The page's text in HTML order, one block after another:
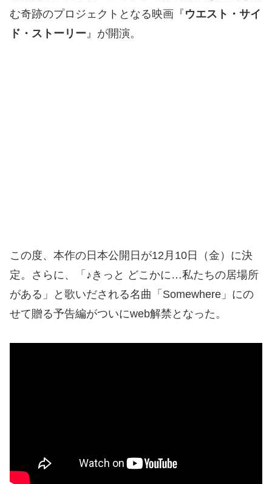
む奇跡のプロジェクトとなる映画『 ウエスト・サイ
ド・ストーリー』が開演。
この度、本作の日本公開日が12月10日（金）に決
定。さらに、「♪きっと どこかに…私たちの居場所
がある」と歌いだされる名曲「Somewhere」にの
せて贈る予告編がついにweb解禁となった。